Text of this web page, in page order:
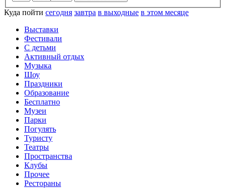
Куда пойти сегодня завтра в выходные в этом месяце
Выставки
Фестивали
С детьми
Активный отдых
Музыка
Шоу
Праздники
Образование
Бесплатно
Музеи
Парки
Погулять
Туристу
Театры
Пространства
Клубы
Прочее
Рестораны